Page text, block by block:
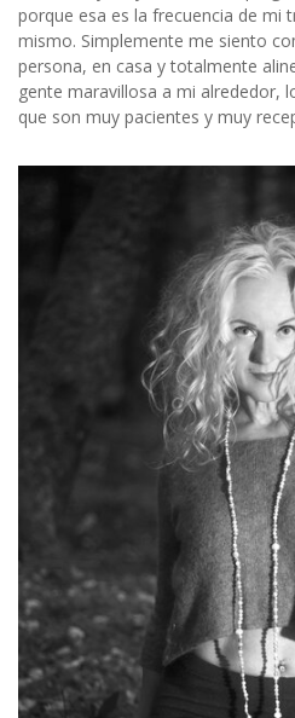
porque esa es la frecuencia de mi
mismo. Simplemente me siento
persona, en casa y totalmente
gente maravillosa a mi alrededor,
que son muy pacientes y muy